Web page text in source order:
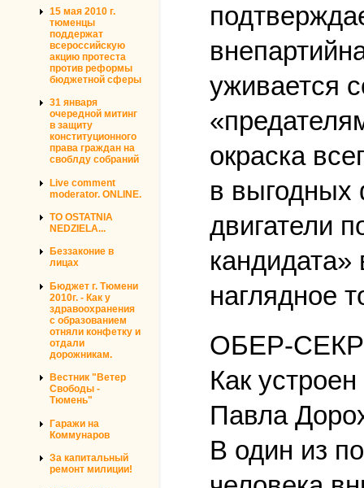
15 мая 2010 г.
тюменцы
поддержат
всероссийскую
акцию протеста
против реформы
бюджетной сферы
31 января
очередной митинг
в защиту
конституционного
права граждан на
своблду собраний
Live comment
moderator. ONLINE.
TO OSTATNIA
NEDZIELA...
Беззаконие в
лицах
Бюджет г. Тюмени
2010г. - Как у
здравоохранения
с образованием
отняли конфетку и
отдали
дорожникам.
Вестник "Ветер
Свободы -
Тюмень"
Гаражи на
Коммунаров
За капитальный
ремонт милиции!
уживается
окраска
в выгодных
двигатели
наглядное
ОБЕР-
Как
Павла
В один из